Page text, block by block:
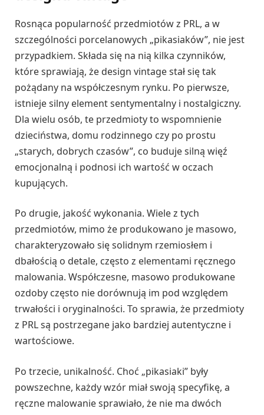
Rosnąca popularność przedmiotów z PRL, a w
szczególności porcelanowych „pikasiaków”, nie jest
przypadkiem. Składa się na nią kilka czynników,
które sprawiają, że design vintage stał się tak
pożądany na współczesnym rynku. Po pierwsze,
istnieje silny element sentymentalny i nostalgiczny.
Dla wielu osób, te przedmioty to wspomnienie
dzieciństwa, domu rodzinnego czy po prostu
„starych, dobrych czasów”, co buduje silną więź
emocjonalną i podnosi ich wartość w oczach
kupujących.
Po drugie, jakość wykonania. Wiele z tych
przedmiotów, mimo że produkowano je masowo,
charakteryzowało się solidnym rzemiosłem i
dbałością o detale, często z elementami ręcznego
malowania. Współczesne, masowo produkowane
ozdoby często nie dorównują im pod względem
trwałości i oryginalności. To sprawia, że przedmioty
z PRL są postrzegane jako bardziej autentyczne i
wartościowe.
Po trzecie, unikalność. Choć „pikasiaki” były
powszechne, każdy wzór miał swoją specyfikę, a
ręczne malowanie sprawiało, że nie ma dwóch